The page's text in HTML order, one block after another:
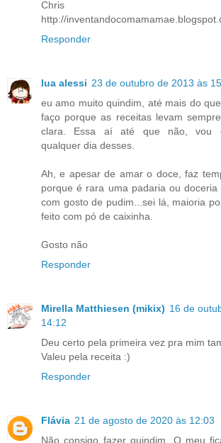
Chris
http://
Responder
lua alessi 23 de outubro de 2013 às
eu amo muito quindim, até mais do
faço porque as receitas levam
clara. Essa aí até que não, vou
qualquer dia desses.
Ah, e apesar de amar o doce, faz
porque é rara uma padaria ou
com gosto de pudim...sei lá, maioria
feito com pó de caixinha.
Gosto não
Responder
Mirella Matthiesen (mikix) 16 de
14:12
Deu certo pela primeira vez pra mim
Valeu pela receita :)
Responder
Flávia 21 de agosto de 2020 às 12:03
Não consigo fazer quindim. O meu